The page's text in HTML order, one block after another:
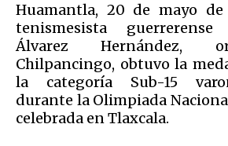
Huamantla, 20 de mayo
tenismesista
Álvarez Hernández,
Chilpancingo, obtuvo la
la categoría Sub-15
durante la Olimpiada
celebrada en Tlaxcala.